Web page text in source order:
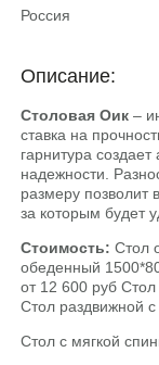
Россия
Описание:
Столовая Оик –
ставка на
гарнитура
надежности.
размеру позволит
за которым будет
Стоимость: Стол
обеденный
от 12 600 руб
Стол раздвижной
Стол с мягкой